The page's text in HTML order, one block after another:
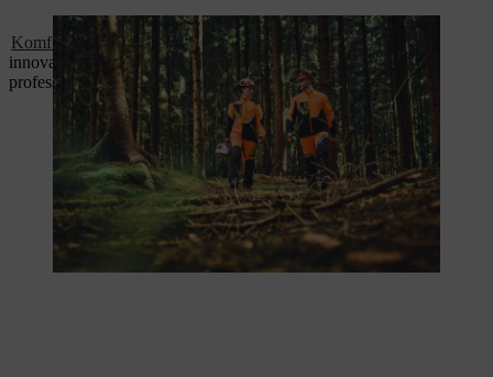
Komfortabler Schutz und höchste Bewegungsfreiheit durch
innovatives, elastisches Schnittschutzmaterial – ideal für
professionelle Einsätze im Forst und GaLaBau.